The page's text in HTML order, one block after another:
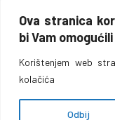
Ova stranica
bi Vam
Korištenjem web
kolačića
Odbij
developmentSIK